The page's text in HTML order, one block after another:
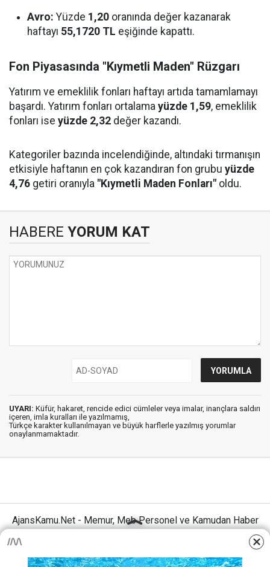
Avro: Yüzde 1,20 oranında değer kazanarak
haftayı 55,1720 TL eşiğinde kapattı.
Fon Piyasasında "Kıymetli Maden" Rüzgarı
Yatırım ve emeklilik fonları haftayı artıda tamamlamayı
başardı. Yatırım fonları ortalama yüzde 1,59, emeklilik
fonları ise yüzde 2,32 değer kazandı.
Kategoriler bazında incelendiğinde, altındaki tırmanışın
etkisiyle haftanın en çok kazandıran fon grubu yüzde
4,76 getiri oranıyla "Kıymetli Maden Fonları" oldu.
HABERE YORUM KAT
UYARI: Küfür, hakaret, rencide edici cümleler veya imalar, inançlara saldırı
içeren, imla kuralları ile yazılmamış,
Türkçe karakter kullanılmayan ve büyük harflerle yazılmış yorumlar
onaylanmamaktadır.
AjansKamu.Net - Memur, Meb Personel ve Kamudan Haber